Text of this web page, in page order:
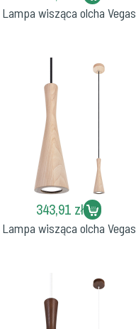
Lampa wisząca olcha Vegas
343,91 zł
Lampa wisząca olcha Vegas